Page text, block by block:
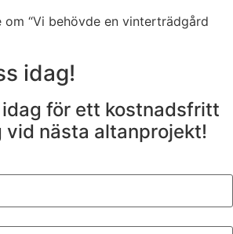
om “Vi behövde en vinterträdgård
idag!
för ett kostnadsfritt
nästa altanprojekt!